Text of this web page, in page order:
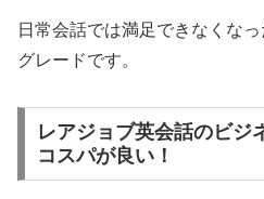
日常会話では満足できなくな
グレードです。
レアジョブ英会話のビジ
コスパが良い！